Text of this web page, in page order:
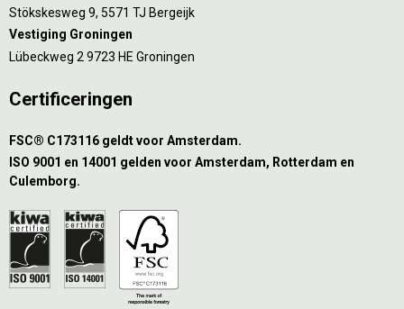
Stökskesweg 9, 5571 TJ Bergeijk
Vestiging Groningen
Lübeckweg 2 9723 HE Groningen
Certificeringen
FSC® C173116 geldt voor Amsterdam.
ISO 9001 en 14001 gelden voor Amsterdam, Rotterdam en
Culemborg.